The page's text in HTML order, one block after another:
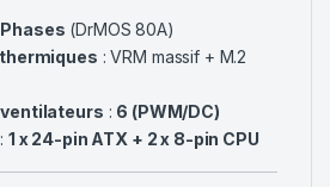
(DrMOS 80A)
: VRM massif + M.2
: 6 (PWM/DC)
: 1 x 24-pin ATX + 2 x 8-pin CPU